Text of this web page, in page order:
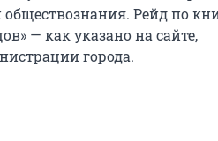
обществознания. Рейд по
— как указано на сайте,
города.